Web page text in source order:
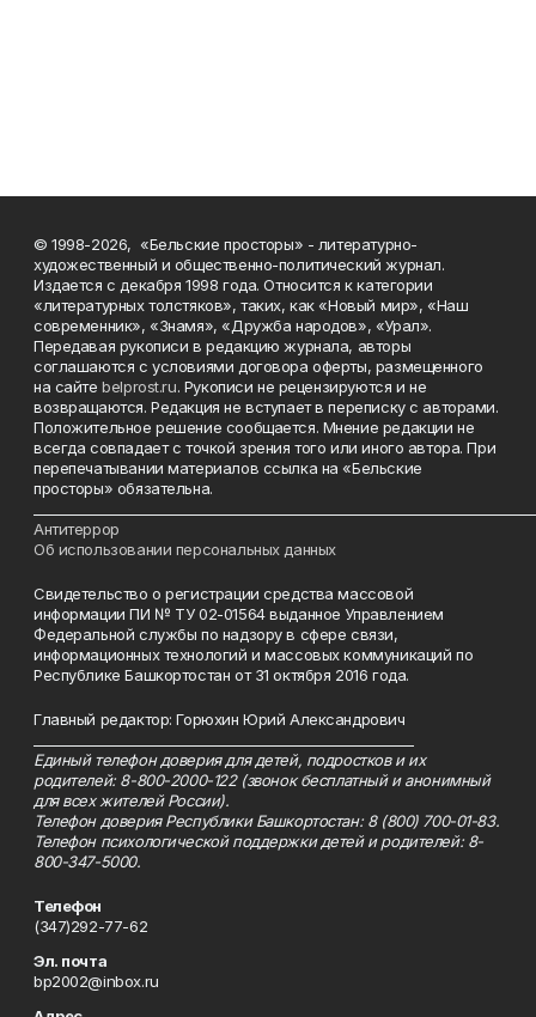
© 1998-2026, «Бельские просторы» - литературно-
художественный и общественно-политический журнал.
Издается с декабря 1998 года. Относится к категории
«литературных толстяков», таких, как «Новый мир», «Наш
современник», «Знамя», «Дружба народов», «Урал».
Передавая рукописи в редакцию журнала, авторы
соглашаются с условиями договора оферты, размещенного
на сайтеbelprost.ru. Рукописи не рецензируются и не
возвращаются. Редакция не вступает в переписку с авторами.
Положительное решение сообщается. Мнение редакции не
всегда совпадает с точкой зрения того или иного автора. При
перепечатывании материалов ссылка на «Бельские
просторы» обязательна.
Антитеррор
Об использовании персональных данных
Свидетельство о регистрации средства массовой
информации ПИ № ТУ 02-01564 выданное Управлением
Федеральной службы по надзору в сфере связи,
информационных технологий и массовых коммуникаций по
Республике Башкортостан от 31 октября 2016 года.
Главный редактор: Горюхин Юрий Александрович
Единый телефон доверия для детей, подростков и их
родителей: 8-800-2000-122 (звонок бесплатный и анонимный
для всех жителей России).
Телефон доверия Республики Башкортостан: 8 (800) 700-01-83.
Телефон психологической поддержки детей и родителей: 8-
800-347-5000.
Телефон
(347)292-77-62
Эл. почта
bp2002@inbox.ru